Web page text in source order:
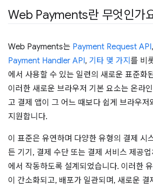
Web Payments란 무엇인가
Web Payments는 Payment Request API,
Payment Handler API, 기타 몇 가지 를 비
에서 사용할 수 있는 일련의 새로운 표준화
이러한 새로운 브라우저 기본 요소는 온라
고 결제 앱이 그 어느 때보다 쉽게 브라우저
지원합니다.
이 표준은 유연하며 다양한 유형의 결제 시
든 기기, 결제 수단 또는 결제 서비스 제공
에서 작동하도록 설계되었습니다. 이러한
이 간소화되고, 배포가 일관되며, 새로운 결